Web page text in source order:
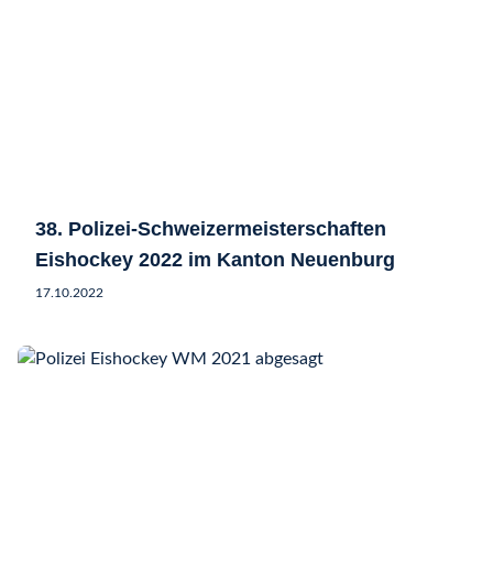
38. Polizei-Schweizermeisterschaften
Eishockey 2022 im Kanton Neuenburg
17.10.2022